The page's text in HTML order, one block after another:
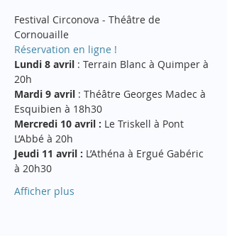
Festival Circonova - Théâtre de
Cornouaille
Réservation en ligne !
Lundi 8 avril : Terrain Blanc à Quimper à
20h
Mardi 9 avril : Théâtre Georges Madec à
Esquibien à 18h30
Mercredi 10 avril : Le Triskell à Pont
L’Abbé à 20h
Jeudi 11 avril : L’Athéna à Ergué Gabéric
à 20h30
Afficher plus